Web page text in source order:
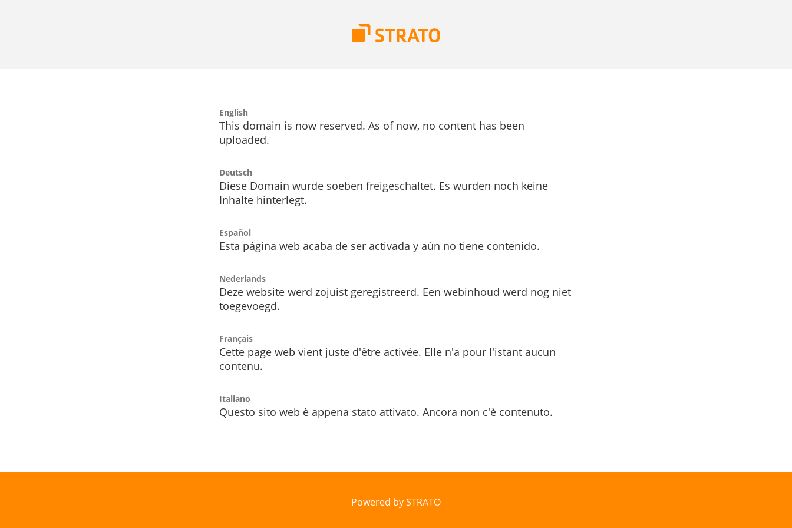
English
This domain is now reserved. As of now, no content has been
uploaded.
Deutsch
Diese Domain wurde soeben freigeschaltet. Es wurden noch keine
Inhalte hinterlegt.
Español
Esta página web acaba de ser activada y aún no tiene contenido.
Nederlands
Deze website werd zojuist geregistreerd. Een webinhoud werd nog niet
toegevoegd.
Français
Cette page web vient juste d'être activée. Elle n'a pour l'istant aucun
contenu.
Italiano
Questo sito web è appena stato attivato. Ancora non c'è contenuto.
Powered by STRATO